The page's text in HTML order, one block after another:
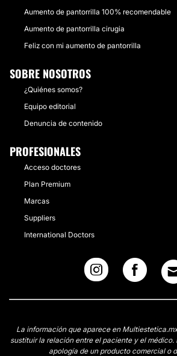
Aumento de pantorrilla 100% recomendable
Aumento de pantorrilla cirugia
Feliz con mi aumento de pantorrilla
SOBRE NOSOTROS
¿Quiénes somos?
Equipo editorial
Denuncia de contenido
PROFESIONALES
Acceso doctores
Plan Premium
Marcas
Suppliers
International Doctors
La información que aparece en
sustituir la relación entre el paciente y el
apología de un producto comercial o